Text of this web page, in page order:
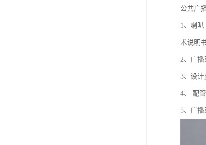
公共广
1、喇
术说明
2、广播
3、设计
4、 配
5、广播